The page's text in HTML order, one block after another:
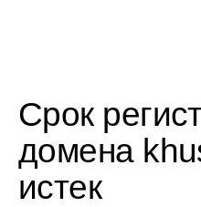
Срок
домена
истек